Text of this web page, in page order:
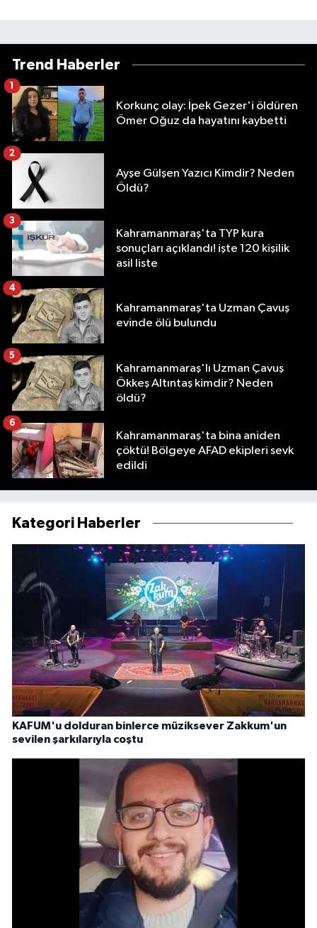
Trend Haberler
Korkunç olay: İpek Gezer'i öldüren
Ömer Oğuz da hayatını kaybetti
1
Ayşe Gülşen Yazıcı Kimdir? Neden
Öldü?
2
Kahramanmaraş'ta TYP kura
sonuçları açıklandı! işte 120 kişilik
asil liste
3
Kahramanmaraş'ta Uzman Çavuş
evinde ölü bulundu
4
Kahramanmaraş'lı Uzman Çavuş
Ökkeş Altıntaş kimdir? Neden
öldü?
5
Kahramanmaraş'ta bina aniden
çöktü! Bölgeye AFAD ekipleri sevk
edildi
6
Kategori Haberler
KAFUM'u dolduran binlerce müziksever Zakkum'un
sevilen şarkılarıyla coştu